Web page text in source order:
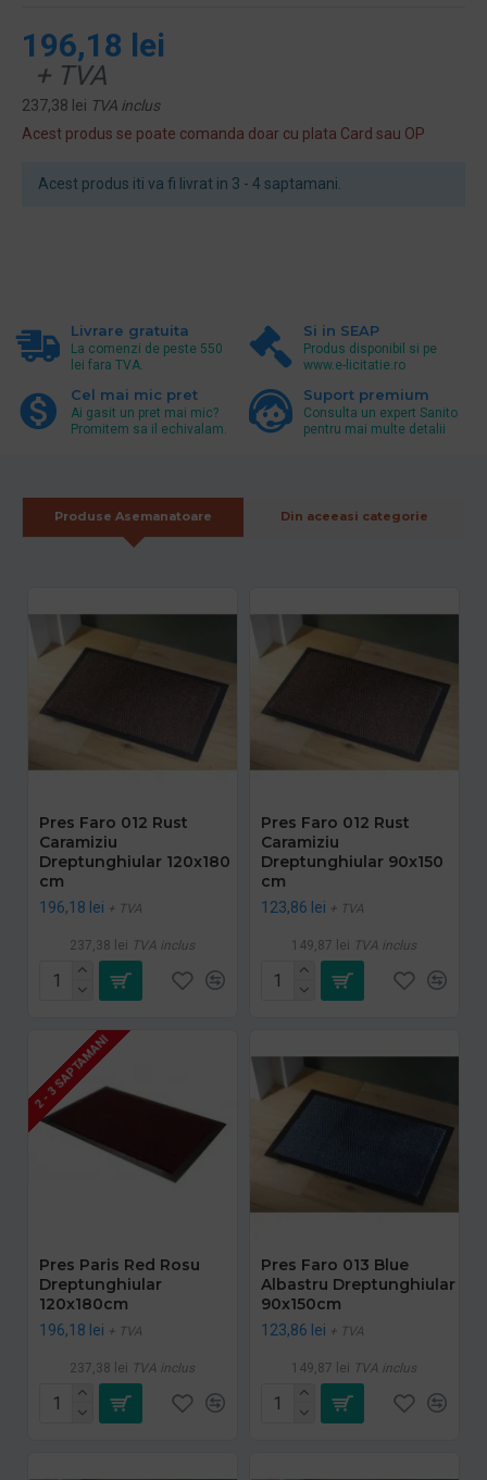
Acest produs iti va fi livrat in 3 - 4 saptamani.
196,18 lei
+ TVA
237,38 lei TVA inclus
Acest produs se poate comanda doar cu plata Card sau OP
Livrare gratuita
La comenzi de peste 550
lei fara TVA.
Si in SEAP
Produs disponibil si pe
www.e-licitatie.ro
Cel mai mic pret
Ai gasit un pret mai mic?
Promitem sa il echivalam.
Suport premium
Consulta un expert Sanito
pentru mai multe detalii
Produse Asemanatoare Din aceeasi categorie
Pres Faro 012 Rust
Caramiziu
Dreptunghiular 120x180
cm
196,18 lei + TVA
237,38 lei TVA inclus
Pres Faro 012 Rust
Caramiziu
Dreptunghiular 90x150
cm
123,86 lei + TVA
149,87 lei TVA inclus
2 - 3 SAPTAMANI
Pres Paris Red Rosu
Dreptunghiular
120x180cm
196,18 lei + TVA
237,38 lei TVA inclus
Pres Faro 013 Blue
Albastru Dreptunghiular
90x150cm
123,86 lei + TVA
149,87 lei TVA inclus